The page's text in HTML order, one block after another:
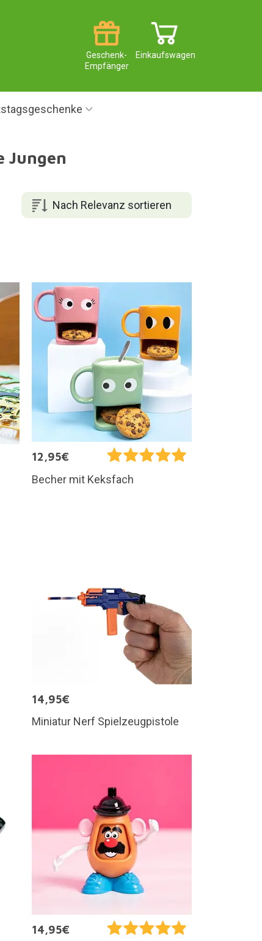
Einkaufswagen
Geschenk-
Empfänger
Jungen
Nach Relevanz sortieren
12,95€
Becher mit Keksfach
14,95€
Miniatur Nerf Spielzeugpistole
14,95€